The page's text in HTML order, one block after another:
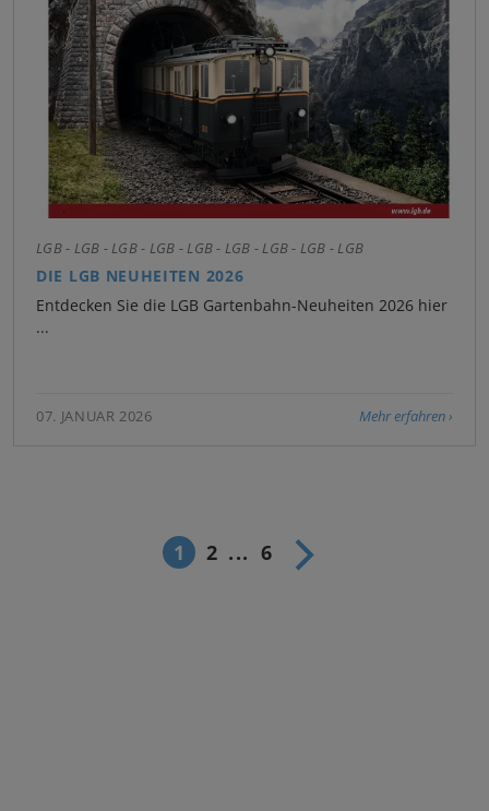
LGB - LGB - LGB - LGB - LGB - LGB - LGB - LGB - LGB
DIE LGB NEUHEITEN 2026
Entdecken Sie die LGB Gartenbahn-Neuheiten 2026 hier
...
07. JANUAR 2026 Mehr erfahren
1 2 ... 6